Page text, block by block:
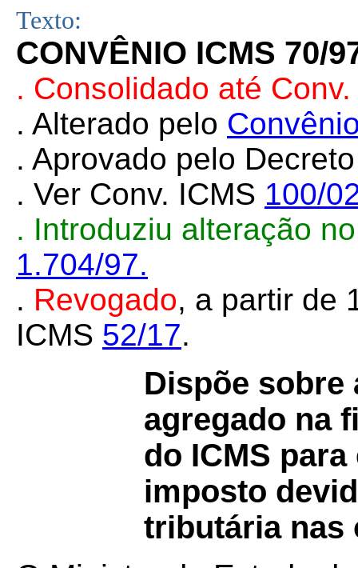
Texto:
CONVÊNIO ICMS 70/
. Consolidado até
. Alterado pelo
. Aprovado pelo
. Ver Conv. ICMS 100/
. Introduziu alteração
1.704/97.
. Revogado, a partir de
ICMS 52/17.
Dispõe sobre
agregado na
do ICMS
imposto
tributária nas